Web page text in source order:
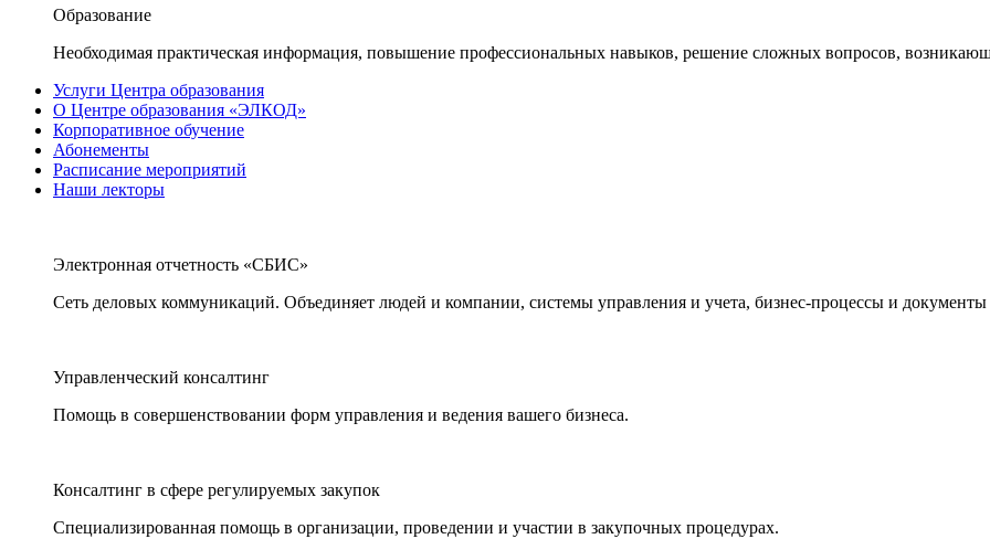
Образование
Необходимая практическая информация, повышение профессиональных навыков, решение сложных вопросов,
Услуги Центра образования
О Центре образования «ЭЛКОД»
Корпоративное обучение
Абонементы
Расписание мероприятий
Наши лекторы
Электронная отчетность «СБИС»
Сеть деловых коммуникаций. Объединяет людей и компании, системы управления и учета, бизнес-процессы и документы
Управленческий консалтинг
Помощь в совершенствовании форм управления и ведения вашего бизнеса.
Консалтинг в сфере регулируемых закупок
Специализированная помощь в организации, проведении и участии в закупочных процедурах.